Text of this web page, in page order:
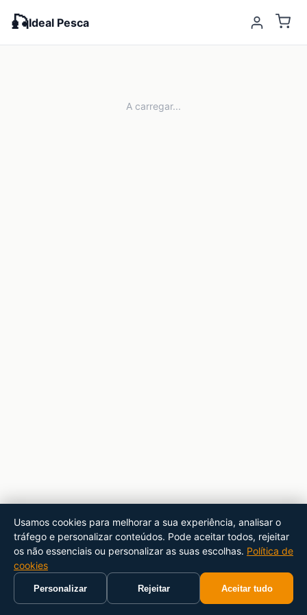
🎣Ideal Pesca
A carregar...
Usamos cookies para melhorar a sua experiência, analisar o
tráfego e personalizar conteúdos. Pode aceitar todos, rejeitar
os não essenciais ou personalizar as suas escolhas. Política de
cookies
Personalizar Rejeitar Aceitar tudo